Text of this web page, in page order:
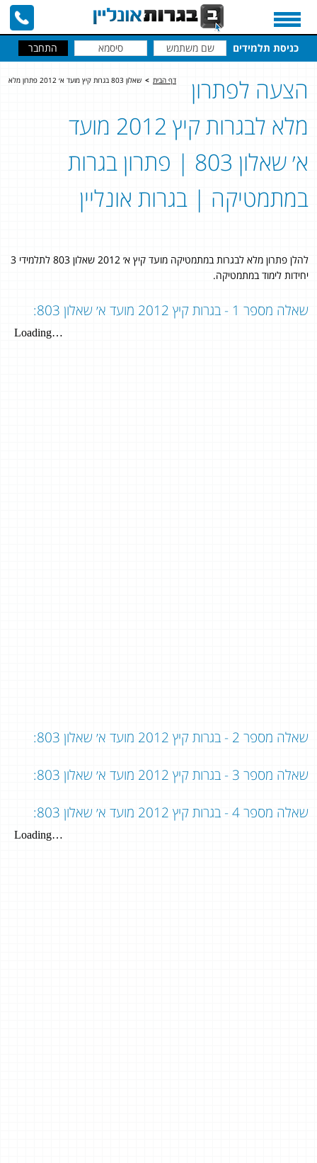
כניסת תלמידים
דף הבית > שאלון 803 בגרות קיץ מועד א׳ 2012 פתרון מלא
הצעה לפתרון
מלא לבגרות קיץ 2012 מועד
א׳ שאלון 803 | פתרון בגרות
במתמטיקה | בגרות אונליין
להלן פתרון מלא לבגרות במתמטיקה מועד קיץ א׳ 2012 שאלון 803 לתלמידי 3
יחידות לימוד במתמטיקה.
שאלה מספר 1 - בגרות קיץ 2012 מועד א׳ שאלון 803:
שאלה מספר 2 - בגרות קיץ 2012 מועד א׳ שאלון 803:
שאלה מספר 3 - בגרות קיץ 2012 מועד א׳ שאלון 803:
שאלה מספר 4 - בגרות קיץ 2012 מועד א׳ שאלון 803: